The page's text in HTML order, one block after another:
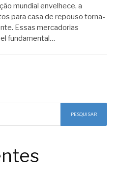
mundial envelhece, a
para casa de repouso torna-
Essas mercadorias
fundamental…
PESQUISAR